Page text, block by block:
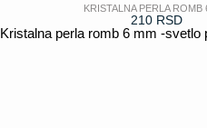
KRISTALNA PERLA ROMB
210 RSD
Kristalna perla romb 6 mm -svetlo